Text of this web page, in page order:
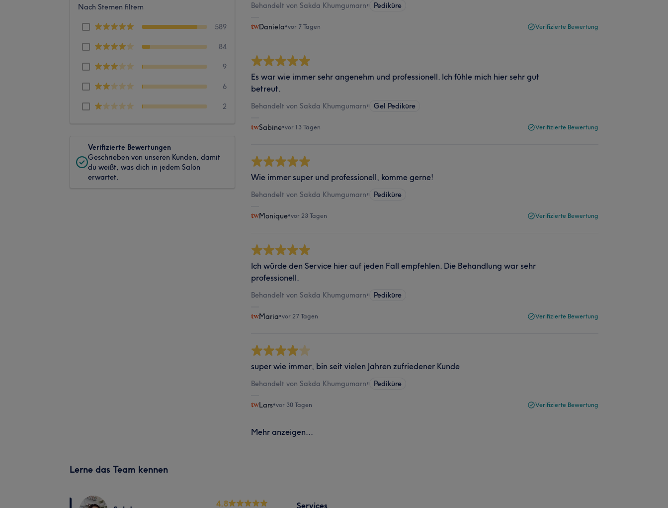
Nach Sternen filtern
589
84
9
6
2
Verifizierte Bewertungen
Geschrieben von unseren Kunden, damit
du weißt, was dich in jedem Salon
erwartet.
Behandelt von Sakda Khumgumarn• Pediküre
Daniela•vor 7 Tagen Verifizierte Bewertung
Es war wie immer sehr angenehm und professionell. Ich fühle mich hier sehr gut
betreut.
Behandelt von Sakda Khumgumarn• Gel Pediküre
Sabine•vor 13 Tagen Verifizierte Bewertung
Wie immer super und professionell, komme gerne!
Behandelt von Sakda Khumgumarn• Pediküre
Monique•vor 23 Tagen Verifizierte Bewertung
Ich würde den Service hier auf jeden Fall empfehlen. Die Behandlung war sehr
professionell.
Behandelt von Sakda Khumgumarn• Pediküre
Maria•vor 27 Tagen Verifizierte Bewertung
super wie immer, bin seit vielen Jahren zufriedener Kunde
Behandelt von Sakda Khumgumarn• Pediküre
Lars•vor 30 Tagen Verifizierte Bewertung
Mehr anzeigen...
Lerne das Team kennen
4.8 Services